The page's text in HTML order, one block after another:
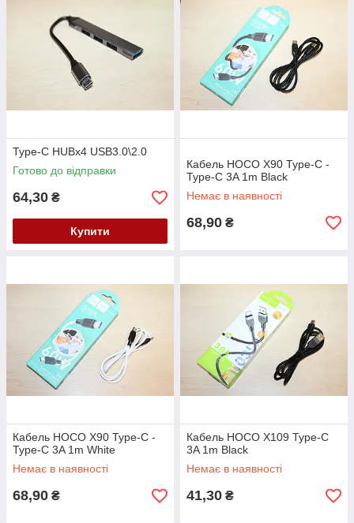
Type-C HUBx4 USB3.0\2.0
Готово до відправки
64,30 ₴
Купити
Кабель HOCO X90 Type-C -
Type-C 3A 1m Black
Немає в наявності
68,90 ₴
Кабель HOCO X90 Type-C -
Type-C 3A 1m White
Немає в наявності
68,90 ₴
Кабель HOCO X109 Type-C
3A 1m Black
Немає в наявності
41,30 ₴